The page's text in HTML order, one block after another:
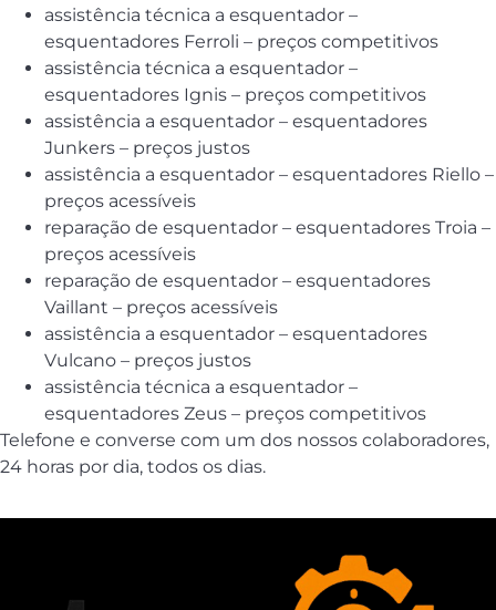
assistência técnica a esquentador –
esquentadores Ferroli – preços competitivos
assistência técnica a esquentador –
esquentadores Ignis – preços competitivos
assistência a esquentador – esquentadores
Junkers – preços justos
assistência a esquentador – esquentadores Riello –
preços acessíveis
reparação de esquentador – esquentadores Troia –
preços acessíveis
reparação de esquentador – esquentadores
Vaillant – preços acessíveis
assistência a esquentador – esquentadores
Vulcano – preços justos
assistência técnica a esquentador –
esquentadores Zeus – preços competitivos
Telefone e converse com um dos nossos colaboradores,
24 horas por dia, todos os dias.